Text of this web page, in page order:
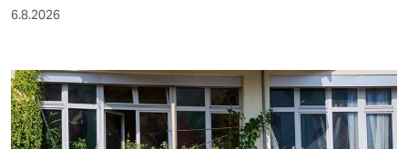
6.8.2026